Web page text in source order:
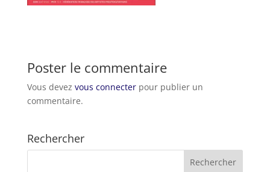
Poster le commentaire
Vous devez vous connecterpour publier un
commentaire.
Rechercher